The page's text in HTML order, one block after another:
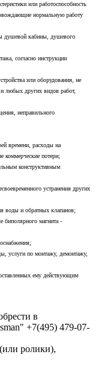
или работоспособность
нормальную работу
душевой кабины, душевого
согласно инструкции
или оборудования, не
и любых других видов работ,
неправильного
времени, расходы на
коммерческие потери;
конструктивным
устранения других
воды и обратных клапанов;
биполярного магнита -
услуги по монтажу, демонтажу,
ему действующим
в
+7(495) 479-07-
ролики),